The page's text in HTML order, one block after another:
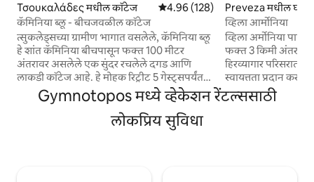
Τσουκαλάδες मधील कॉटेज 5 पैकी 4.96 सरासरी रेटिंग, 128 रिव्ह्यूज
4.96 (128)
कॅमिनिया ब्लू - बीचजवळील कॉटेज
त्सुकलेड्सच्या ग्रामीण भागात वसलेले, कॅमिनिया ब्लू
हे शांत कॅमिनिया बीचपासून फक्त 100 मीटर
अंतरावर असलेले एक सुंदर रचलेले दगड आणि
लाकडी कॉटेज आहे. हे मोहक रिट्रीट 5 गेस्ट्सपर्यंत
सामावून घेऊ शकते, ज्यात दोन बेडरूम्स, एक उबदार
सोफा बेड, एक पूर्णपणे सुसज्ज किचन आणि एक
प्रशस्त बाथरूम आहे. गेस्ट्स बाहेरील शॉवर, बार्बेक्यू
आणि वातावरण वाढवणाऱ्या हिरव्यागार बागेची
Preveza मधील घर
व्हिला आर्मोनिया
व्हिला अर्मोनिया
फक्त 3 किमी अंतरावर
हिरव्यागार
स्वायत्तता प्रदान
त्याच वेळी
आनंद घेता. येथे खाजगी
Gymnotopos मध्ये व्हेकेशन रेंटल्ससाठी
लोकप्रिय सुविधा